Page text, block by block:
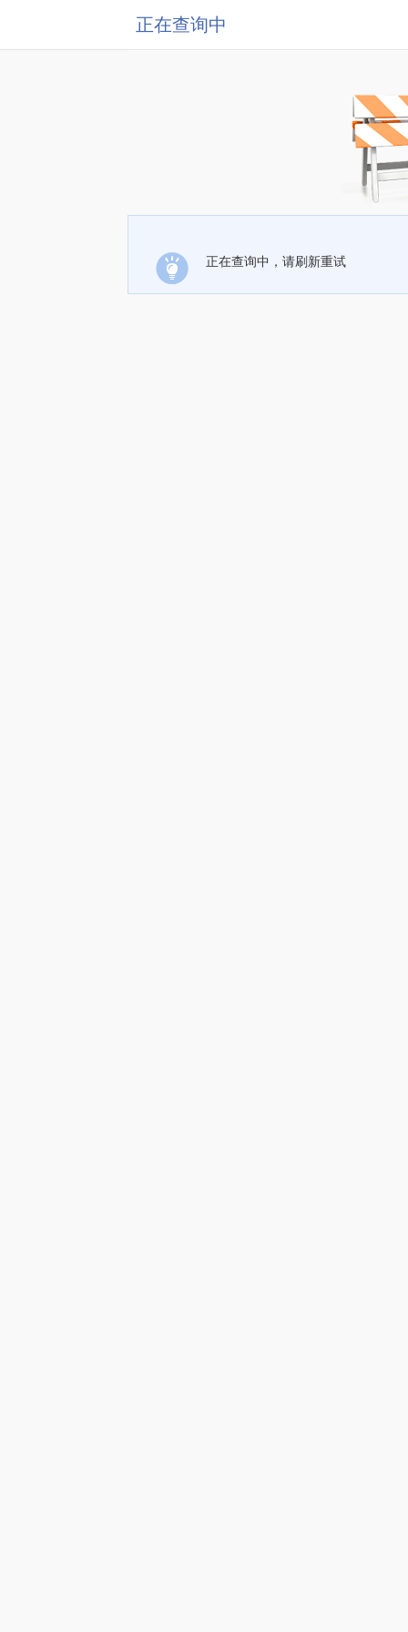
正在查询中
正在查询中，请刷新重试